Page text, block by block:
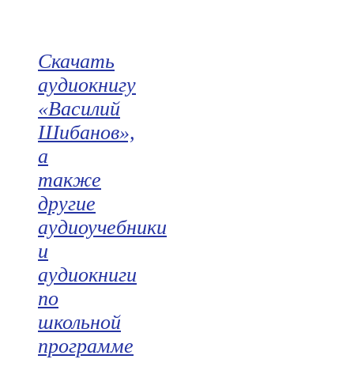
Скачать
аудиокнигу
«Василий
Шибанов»,
а
также
другие
аудиоучебники
и
аудиокниги
по
школьной
программе